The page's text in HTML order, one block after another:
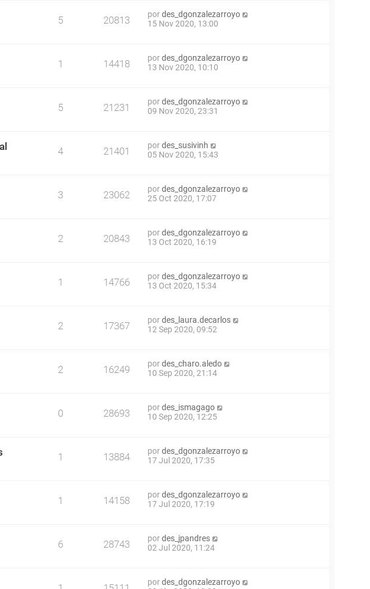
5 20813 pordes_dgonzalezarroyo
15 Nov 2020, 13:00
1 14418 pordes_dgonzalezarroyo
13 Nov 2020, 10:10
5 21231 pordes_dgonzalezarroyo
09 Nov 2020, 23:31
4 21401 pordes_susivinh
05 Nov 2020, 15:43
3 23062 pordes_dgonzalezarroyo
25 Oct 2020, 17:07
2 20843 pordes_dgonzalezarroyo
13 Oct 2020, 16:19
1 14766 pordes_dgonzalezarroyo
13 Oct 2020, 15:34
2 17367 pordes_laura.decarlos
12 Sep 2020, 09:52
2 16249 pordes_charo.aledo
10 Sep 2020, 21:14
0 28693 pordes_ismagago
10 Sep 2020, 12:25
1 13884 pordes_dgonzalezarroyo
17 Jul 2020, 17:35
1 14158 pordes_dgonzalezarroyo
17 Jul 2020, 17:19
6 28743 pordes_jpandres
02 Jul 2020, 11:24
pordes_dgonzalezarroyo